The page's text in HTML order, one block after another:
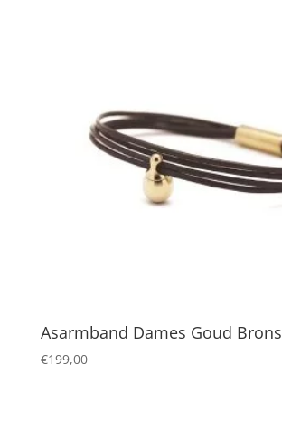
Asarmband Dames Goud Brons
€199,00